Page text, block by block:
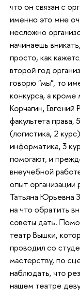
что он связан с
именно это мне
несложно
начинаешь
просто, как
второй год
говорю "мы", то
конкурса, а
Корчагин,
факультета
(логистика, 2
информатика, 3
помогают, и
внеучебной
опыт организации
Татьяна Юрьевна
на что обратить
советы дать.
театр Вышки,
проводил со
мастерству, по
наблюдать, что
нашем театре